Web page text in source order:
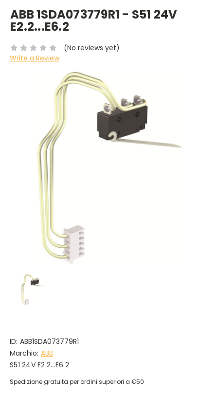
ABB 1SDA073779R1 - S51 24V
E2.2...E6.2
(No reviews yet)
Write a Review
ID: ABB1SDA073779R1
Marchio: ABB
S51 24V E2.2...E6.2
Spedizione gratuita per ordini superiori a €50